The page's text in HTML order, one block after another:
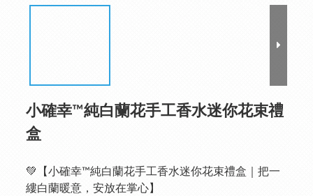
小確幸™純白蘭花手工香水迷你花束禮
盒
💚【小確幸™純白蘭花手工香水迷你花束禮盒｜把一
縷白蘭暖意，安放在掌心】